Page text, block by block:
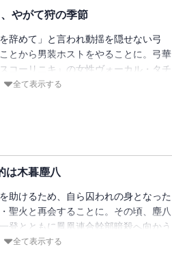
やがて狩の季節
辞めて」と言われ動揺を隠せない弓
とから男装ホストをやることに。弓華
コーリニキ』の女性ヴォーカル・タチ
、タチアナの魅力に惑わされ……!? そ
全て表示する
は木暮塵八
助けるため、自ら囚われの身となった
聖火と再会することに。その頃、塵八
登とともに鳳凰連合幹部暗殺へ向かう
混乱しながらも生還する塵八。「な
全て表示する